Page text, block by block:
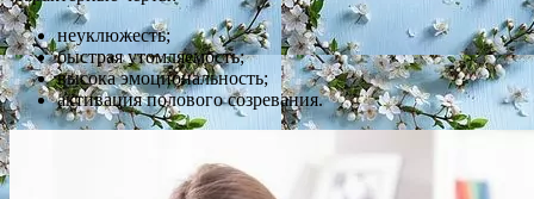
неуклюжесть;
быстрая утомляемость;
высока эмоциональность;
активация полового созревания.